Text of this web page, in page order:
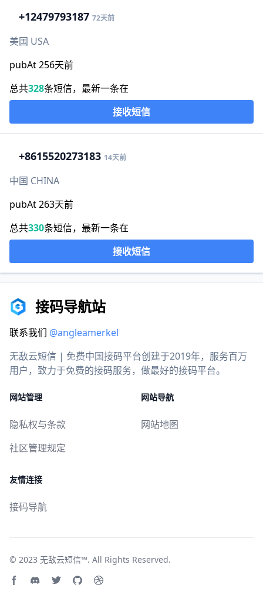
+12479793187 72天前
美国 USA
pubAt 256天前
总共328条短信，最新一条在
接收短信
+8615520273183 14天前
中国 CHINA
pubAt 263天前
总共330条短信，最新一条在
接收短信
接码导航站
联系我们 @angleamerkel
无敌云短信 | 免费中国接码平台创建于2019年，服务百万
用户，致力于免费的接码服务，做最好的接码平台。
网站管理
隐私权与条款
社区管理规定
网站导航
网站地图
友情连接
接码导航
© 2023 无敌云短信™. All Rights Reserved.